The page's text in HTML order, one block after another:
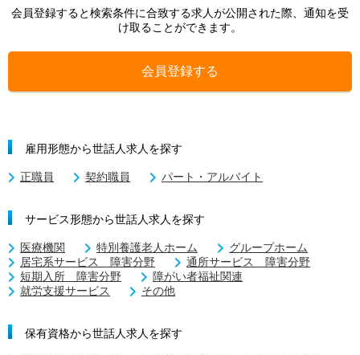
会員登録すると検索条件に合致する求人が公開された際、通知を受
け取ることができます。
会員登録する
雇用形態から世話人求人を探す
正職員 契約職員 パート・アルバイト
サービス形態から世話人求人を探す
医療機関 特別養護老人ホーム
グループホーム
居宅系サービス 障害分野
通所サービス 障害分野
短期入所 障害分野
障がい者福祉関連
就労支援サービス
その他
保有資格から世話人求人を探す